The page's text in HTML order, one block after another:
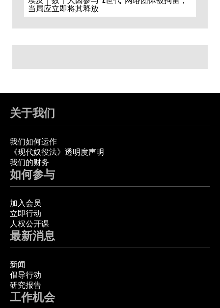
当局应立即将其释放
关于我们
我们如何运作
《现代奴役法》透明度声明
我们的财务
如何参与
加入会员
立即行动
人权公开课
最新消息
新闻
倡导行动
研究报告
工作机会